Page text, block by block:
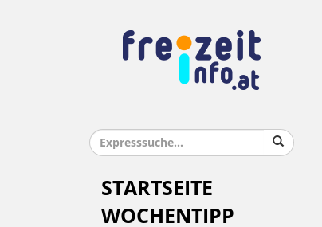
STARTSEITE
WOCHENTIPP